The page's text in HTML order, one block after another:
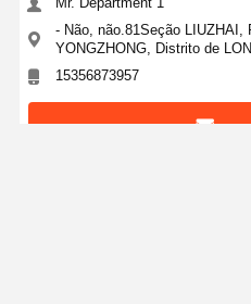
- Não, não.81Seção LIUZHAI,
YONGZHONG, Distrito de
15356873957